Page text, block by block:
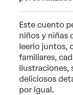
Este cuento
niños y niñas
leerlo juntos,
familiares,
ilustraciones,
deliciosos
por igual.